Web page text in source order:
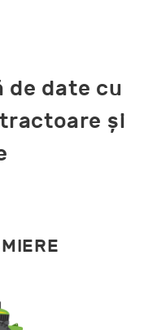
de date cu
și